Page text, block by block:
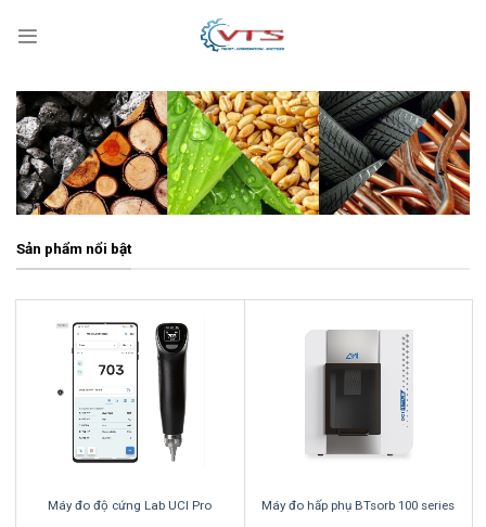
Sản phẩm nổi bật
Máy đo độ cứng Lab UCI Pro Máy đo hấp phụ BTsorb 100 series